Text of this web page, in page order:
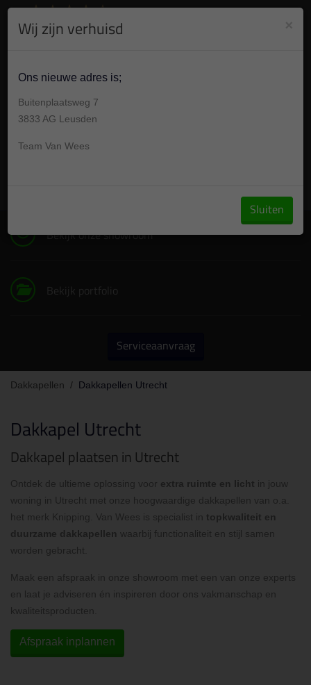
8.9/10284beoordelingenBekijk +
Bekijk onze showroom
Bekijk portfolio
Serviceaanvraag
Dakkapellen / Dakkapellen Utrecht
Dakkapel Utrecht
Dakkapel plaatsen in Utrecht
Ontdek de ultieme oplossing voor extra ruimte en licht in jouw
woning in Utrecht met onze hoogwaardige dakkapellen van o.a.
het merk Knipping. Van Wees is specialist in topkwaliteit en
duurzame dakkapellen waarbij functionaliteit en stijl samen
worden gebracht.
Maak een afspraak in onze showroom met een van onze experts
en laat je adviseren én inspireren door ons vakmanschap en
kwaliteitsproducten.
Afspraak inplannen
Wij zijn verhuisd
Ons nieuwe adres is;
Buitenplaatsweg 7
3833 AG Leusden
Team Van Wees
Sluiten